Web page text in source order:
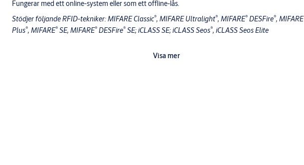
Fungerar med ett online-system eller som ett offline-lås.
Stödjer följande RFID-tekniker: MIFARE Classic®, MIFARE Ultralight®, MIFARE® DESFire®, MIFARE
Plus®, MIFARE® SE, MIFARE® DESFire® SE; iCLASS SE; iCLASS Seos®, iCLASS Seos Elite
Visa mer